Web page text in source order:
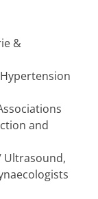
&
and
Ultrasound,